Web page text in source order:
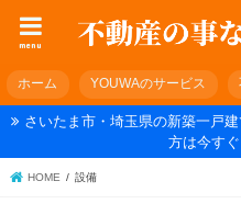
menu
ホーム YOUWAのサービス
さいたま市・埼玉県の新築一戸
方は今す
HOME 設備